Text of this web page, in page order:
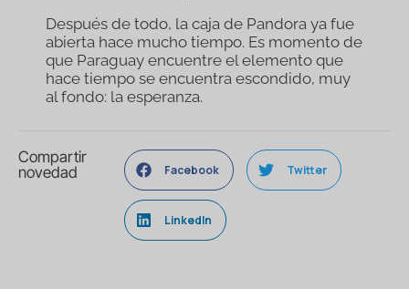
Después de todo, la caja de Pandora ya fue
abierta hace mucho tiempo. Es momento de
que Paraguay encuentre el elemento que
hace tiempo se encuentra escondido, muy
al fondo: la esperanza.
Compartir
novedad
Facebook Twitter
LinkedIn